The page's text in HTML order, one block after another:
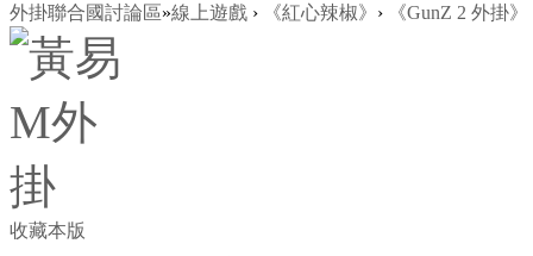
外掛聯合國討論區»線上遊戲 › 《紅心辣椒》 › 《GunZ 2 外掛》
收藏本版